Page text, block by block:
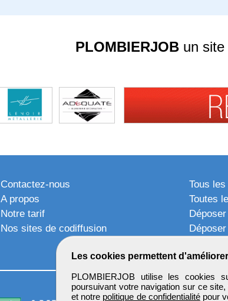
Les cookies permettent
PLOMBIERJOB utilise les cookies
poursuivant votre navigation sur ce
et notre politique de confidentialitépour
PLOMBIERJOBun site
Contactez-nous
A propos
Notre tarif
Nos sites de codiffusion
Tous
Toutes